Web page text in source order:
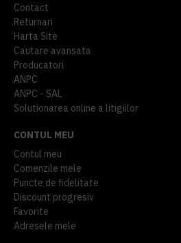
Contact
Returnari
Harta Site
Cautare avansata
Producatori
ANPC
ANPC - SAL
Solutionarea online a litigiilor
CONTUL MEU
Contul meu
Comenzile mele
Puncte de fidelitate
Discount progresiv
Favorite
Adresele mele